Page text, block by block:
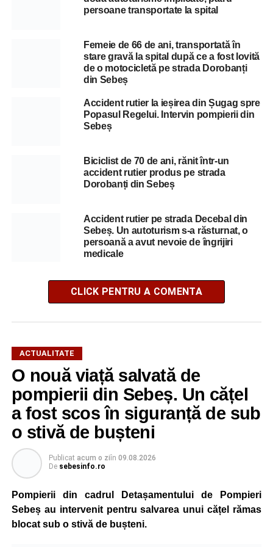
persoane transportate la spital
Femeie de 66 de ani, transportată în
stare gravă la spital după ce a fost lovită
de o motocicletă pe strada Dorobanți
din Sebeș
Accident rutier la ieșirea din Șugag spre
Popasul Regelui. Intervin pompierii din
Sebeș
Biciclist de 70 de ani, rănit într-un
accident rutier produs pe strada
Dorobanți din Sebeș
Accident rutier pe strada Decebal din
Sebeș. Un autoturism s-a răsturnat, o
persoană a avut nevoie de îngrijiri
medicale
CLICK PENTRU A COMENTA
ACTUALITATE
O nouă viață salvată de
pompierii din Sebeș. Un cățel
a fost scos în siguranță de sub
o stivă de bușteni
Publicat acum o ziîn 09.08.2026
De sebesinfo.ro
Pompierii din cadrul Detașamentului de Pompieri
Sebeș au intervenit pentru salvarea unui cățel rămas
blocat sub o stivă de bușteni.